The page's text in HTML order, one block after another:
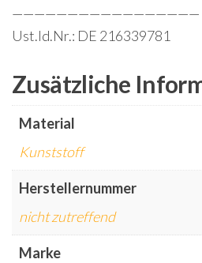
—————————————————
Ust.Id.Nr.: DE 216339781
Zusätzliche
Material
Kunststoff
Herstellernummer
nicht zutreffend
Marke